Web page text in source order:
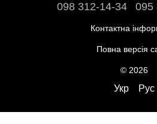
098 312-14-34 095
Контактна
Повна версія
© 2026
Укр Рус